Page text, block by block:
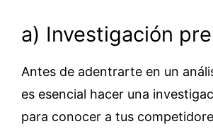
a) Investigación
Antes de adentrarte en un
es esencial hacer una
para conocer a tus